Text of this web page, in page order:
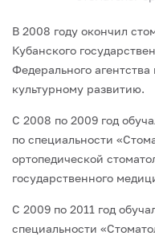
В 2008 году окончил
Кубанского
Федерального
культурному развитию.
С 2008 по 2009 год
по специальности
ортопедической
государственного
С 2009 по 2011 год
специальности